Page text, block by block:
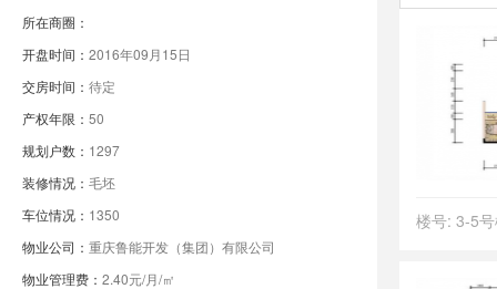
所在商圈：
开盘时间： 2016年09月15日
交房时间： 待定
产权年限： 50
规划户数： 1297
装修情况： 毛坯
车位情况： 1350
物业公司： 重庆鲁能开发（集团）有限公司
物业管理费： 2.40元/月/㎡
楼号: 3-5